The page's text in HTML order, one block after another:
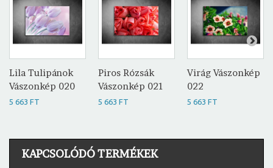
Lila Tulipánok
Vászonkép 020
5 663 FT
Piros Rózsák
Vászonkép 021
5 663 FT
Virág Vászonkép
022
5 663 FT
KAPCSOLÓDÓ TERMÉKEK